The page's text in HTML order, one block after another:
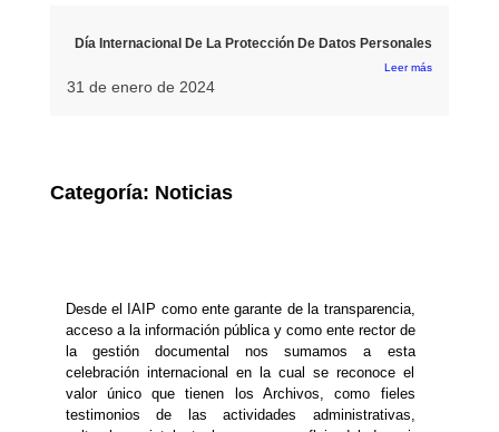
Día Internacional De La Protección De Datos Personales
Leer más
31 de enero de 2024
Categoría: Noticias
Desde el IAIP como ente garante de la transparencia,
acceso a la información pública y como ente rector de
la gestión documental nos sumamos a esta
celebración internacional en la cual se reconoce el
valor único que tienen los Archivos, como fieles
testimonios de las actividades administrativas,